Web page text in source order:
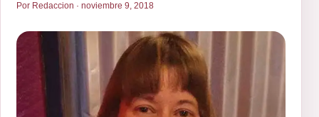
Por Redaccion · noviembre 9, 2018